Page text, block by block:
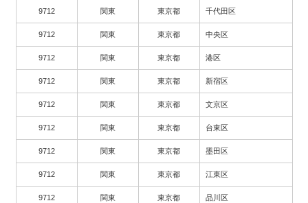
9712 関東 東京都 千代田区
9712 関東 東京都 中央区
9712 関東 東京都 港区
9712 関東 東京都 新宿区
9712 関東 東京都 文京区
9712 関東 東京都 台東区
9712 関東 東京都 墨田区
9712 関東 東京都 江東区
9712 関東 東京都 品川区